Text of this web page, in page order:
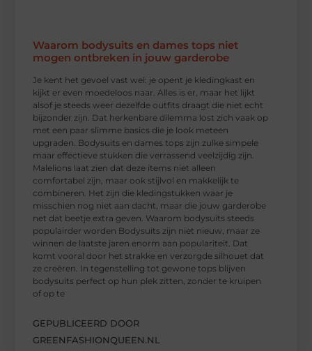
Waarom bodysuits en dames tops niet
mogen ontbreken in jouw garderobe
Je kent het gevoel vast wel: je opent je kledingkast en
kijkt er even moedeloos naar. Alles is er, maar het lijkt
alsof je steeds weer dezelfde outfits draagt die niet echt
bijzonder zijn. Dat herkenbare dilemma lost zich vaak op
met een paar slimme basics die je look meteen
upgraden. Bodysuits en dames tops zijn zulke simpele
maar effectieve stukken die verrassend veelzijdig zijn.
Malelions laat zien dat deze items niet alleen
comfortabel zijn, maar ook stijlvol en makkelijk te
combineren. Het zijn die kledingstukken waar je
misschien nog niet aan dacht, maar die jouw garderobe
net dat beetje extra geven. Waarom bodysuits steeds
populairder worden Bodysuits zijn niet nieuw, maar ze
winnen de laatste jaren enorm aan populariteit. Dat
komt vooral door het strakke en verzorgde silhouet dat
ze creëren. In tegenstelling tot gewone tops blijven
bodysuits perfect op hun plek zitten, zonder te kruipen
of op te
GEPUBLICEERD DOOR
GREENFASHIONQUEEN.NL